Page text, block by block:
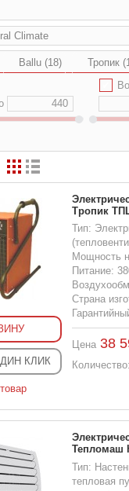
Climate
Ballu (18)
Тропик
КЛИК
Тропик
Тип:
Мощность
Питание:
Страна
Цена 38
Количество:
Тепломаш
Тип:
тепловая